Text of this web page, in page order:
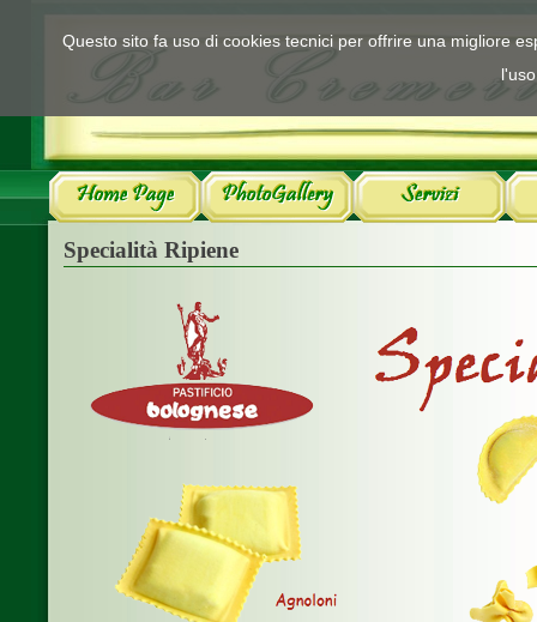
Specialità Ripiene
Questo sito fa uso di cookies tecnici per offrire una migliore